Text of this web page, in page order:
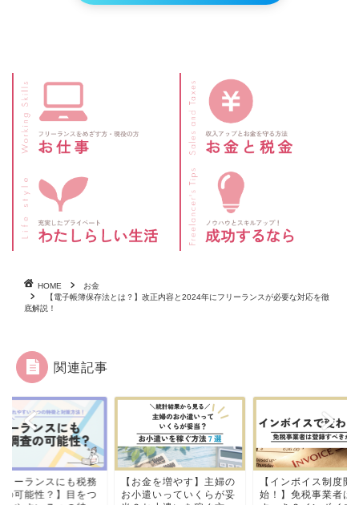
HOME
お金
【電子帳簿保存法とは？】改正内容と2024年にフリーランスが必要な対応を徹
底解説！
関連記事
務
つ
【お金を増やす】主婦の
お小遣いっていくらが妥
【インボイス制度開
始！】免税事業者はどう
【フリ
調査の